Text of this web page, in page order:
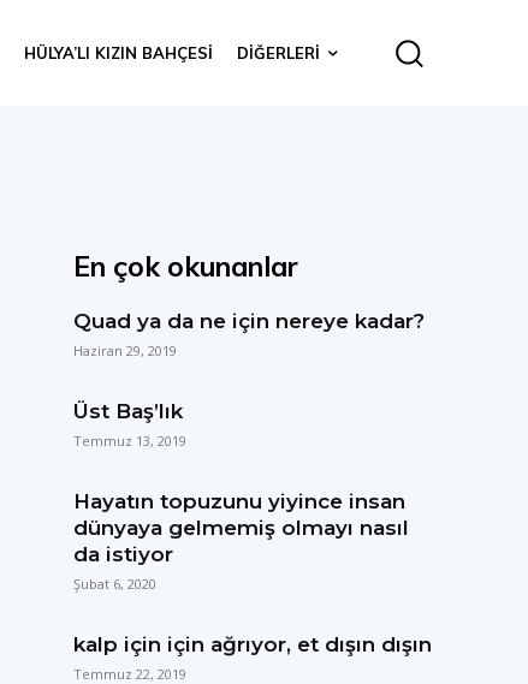
HÜLYA’LI KIZIN BAHÇESI DIĞERLERI
En çok okunanlar
Quad ya da ne için nereye kadar?
Haziran 29, 2019
Üst Baş’lık
Temmuz 13, 2019
Hayatın topuzunu yiyince insan
dünyaya gelmemiş olmayı nasıl
da istiyor
Şubat 6, 2020
kalp için için ağrıyor, et dışın dışın
Temmuz 22, 2019